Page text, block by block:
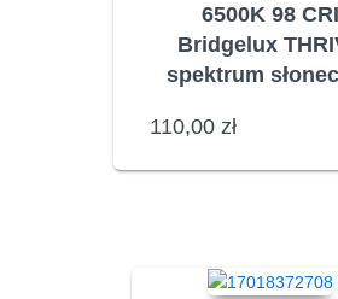
6500K 98 CRI
Bridgelux
spektrum
110,00 zł